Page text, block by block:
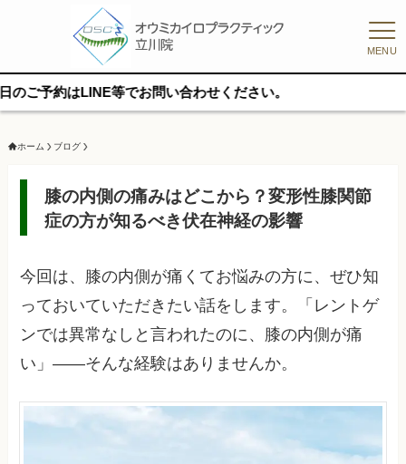
MENU
等でお問い合わせください。
ホーム ブログ
膝の内側の痛みはどこから？変形性膝関節
症の方が知るべき伏在神経の影響
今回は、膝の内側が痛くてお悩みの方に、ぜひ知
っておいていただきたい話をします。「レントゲ
ンでは異常なしと言われたのに、膝の内側が痛
い」——そんな経験はありませんか。